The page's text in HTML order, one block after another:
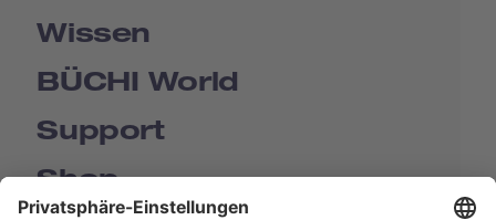
Wissen
BÜCHI World
Support
Shop